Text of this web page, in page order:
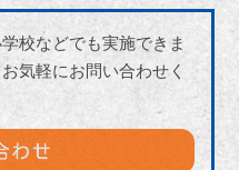
校などでも実施できま
気軽にお問い合わせく